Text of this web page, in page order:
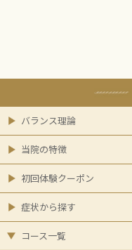
バランス理論
当院の特徴
初回体験クーポン
症状から探す
コース一覧